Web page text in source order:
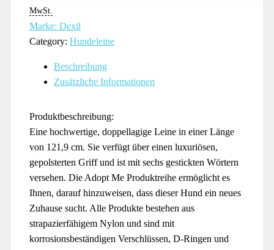
MwSt.
Marke: Dexil
Category: Hundeleine
Beschreibung
Zusätzliche Informationen
Produktbeschreibung:
Eine hochwertige, doppellagige Leine in einer Länge
von 121,9 cm. Sie verfügt über einen luxuriösen,
gepolsterten Griff und ist mit sechs gestickten Wörtern
versehen. Die Adopt Me Produktreihe ermöglicht es
Ihnen, darauf hinzuweisen, dass dieser Hund ein neues
Zuhause sucht. Alle Produkte bestehen aus
strapazierfähigem Nylon und sind mit
korrosionsbeständigen Verschlüssen, D-Ringen und